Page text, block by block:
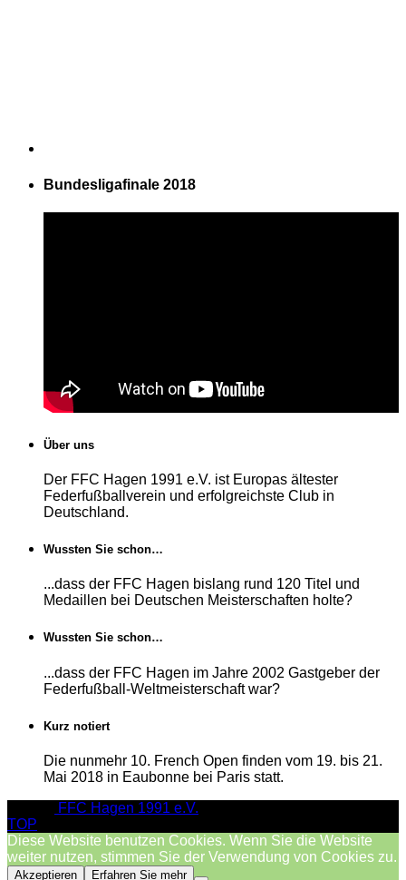
Bundesligafinale 2018
Über uns
Der FFC Hagen 1991 e.V. ist Europas ältester
Federfußballverein und erfolgreichste Club in
Deutschland.
Wussten Sie schon…
...dass der FFC Hagen bislang rund 120 Titel und
Medaillen bei Deutschen Meisterschaften holte?
Wussten Sie schon…
...dass der FFC Hagen im Jahre 2002 Gastgeber der
Federfußball-Weltmeisterschaft war?
Kurz notiert
Die nunmehr 10. French Open finden vom 19. bis 21.
Mai 2018 in Eaubonne bei Paris statt.
FFC Hagen 1991 e.V.
TOP
Diese Website benutzen Cookies. Wenn Sie die Website
weiter nutzen, stimmen Sie der Verwendung von Cookies zu.
Akzeptieren Erfahren Sie mehr